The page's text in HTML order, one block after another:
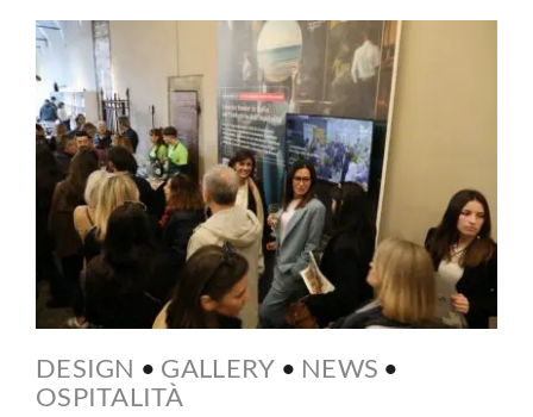
DESIGN • GALLERY • NEWS •
OSPITALITÀ